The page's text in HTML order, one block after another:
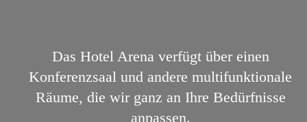
Das Hotel Arena verfügt über einen
Konferenzsaal und andere multifunktionale
Räume, die wir ganz an Ihre Bedürfnisse
anpassen.